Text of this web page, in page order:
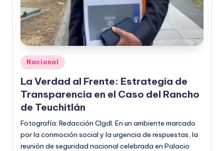
o
r
m
a
ti
v
a
Publicado
en
Nacional
La Verdad al Frente: Estrategia de
Transparencia en el Caso del Rancho
de Teuchitlán
Fotografía: Redacción CIgdl. En un ambiente marcado
por la conmoción social y la urgencia de respuestas, la
reunión de seguridad nacional celebrada en Palacio